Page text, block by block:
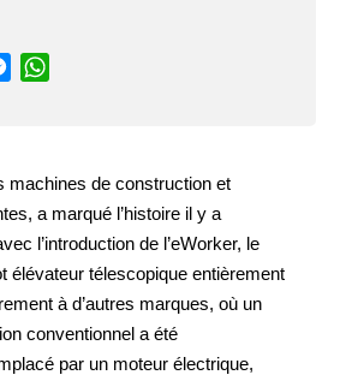
Messenger
machines de construction et
a marqué l’histoire il y a
l’introduction de l’eWorker, le
élévateur télescopique entièrement
à d’autres marques, où un
conventionnel a été
par un moteur électrique,